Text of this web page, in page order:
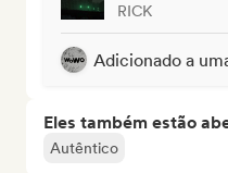
RICK
Adicionado a
Eles também estão
Autêntico